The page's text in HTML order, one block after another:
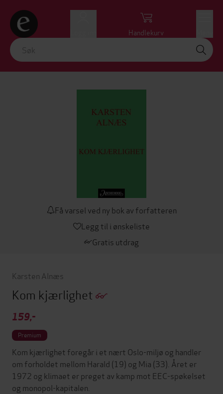
Handlekurv
Få varsel ved ny bok av forfatteren
Legg til i ønskeliste
Gratis utdrag
Karsten Alnæs
Kom kjærlighet
159,-
Premium
Kom kjærlighet foregår i et nært Oslo-miljø og handler
om forholdet mellom Harald (19) og Mia (33). Året er
1972 og klimaet er preget av kamp mot EEC-spøkelset
og monopol-kapitalen.